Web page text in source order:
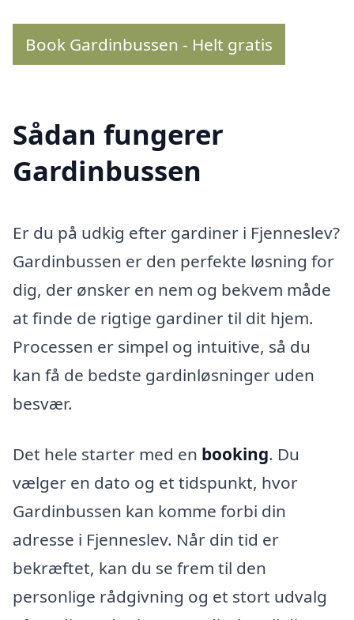
Book Gardinbussen - Helt gratis
Sådan fungerer
Gardinbussen
Er du på udkig efter gardiner i Fjenneslev?
Gardinbussen er den perfekte løsning for
dig, der ønsker en nem og bekvem måde
at finde de rigtige gardiner til dit hjem.
Processen er simpel og intuitive, så du
kan få de bedste gardinløsninger uden
besvær.
Det hele starter med en booking. Du
vælger en dato og et tidspunkt, hvor
Gardinbussen kan komme forbi din
adresse i Fjenneslev. Når din tid er
bekræftet, kan du se frem til den
personlige rådgivning og et stort udvalg